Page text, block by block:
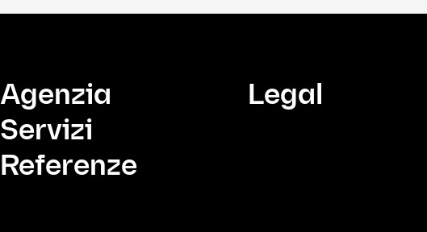
Agenzia
Servizi
Referenze
Legal